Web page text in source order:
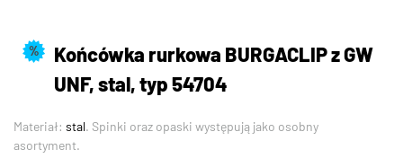
%
Końcówka rurkowa BURGACLIP z GW
UNF, stal, typ 54704
Materiał: stal. Spinki oraz opaski występują jako osobny
asortyment.